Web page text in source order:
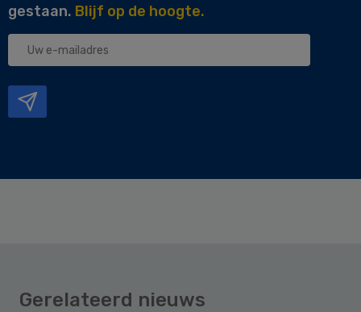
gestaan. Blijf op de hoogte.
Uw
Gerelateerd nieuws